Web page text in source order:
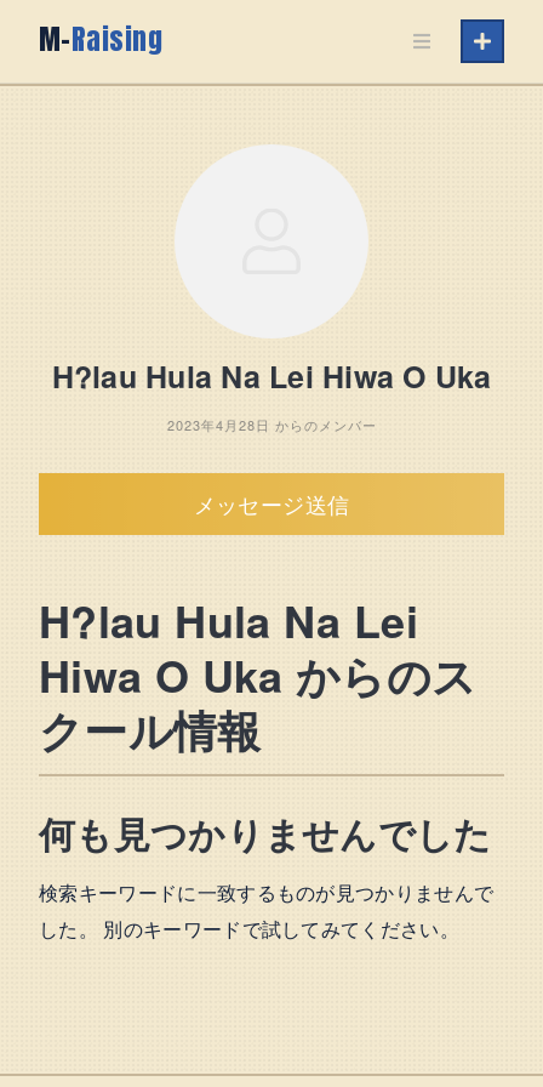
M-Raising
H?lau Hula Na Lei Hiwa O Uka
2023年4月28日 からのメンバー
メッセージ送信
H?lau Hula Na Lei
Hiwa O Uka からのス
クール情報
何も見つかりませんでした
検索キーワードに一致するものが見つかりませんで
した。 別のキーワードで試してみてください。